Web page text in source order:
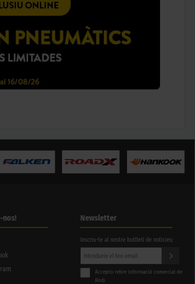
nos! Newsletter
Inscriu-te al nostre butlletí de notícies:
Accepto rebre informació comercial de
Rodi